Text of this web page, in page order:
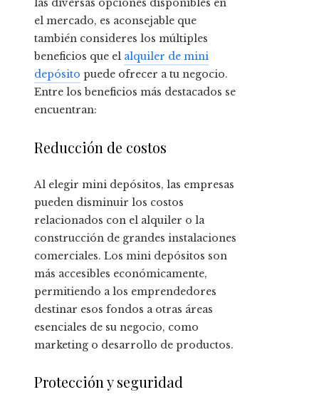
las diversas opciones disponibles en
el mercado, es aconsejable que
también consideres los múltiples
beneficios que el alquiler de mini
depósito puede ofrecer a tu negocio.
Entre los beneficios más destacados se
encuentran:
Reducción de costos
Al elegir mini depósitos, las empresas
pueden disminuir los costos
relacionados con el alquiler o la
construcción de grandes instalaciones
comerciales. Los mini depósitos son
más accesibles económicamente,
permitiendo a los emprendedores
destinar esos fondos a otras áreas
esenciales de su negocio, como
marketing o desarrollo de productos.
Protección y seguridad